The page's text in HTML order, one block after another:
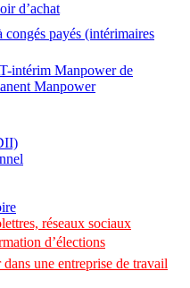
d’achat
payés (intérimaires
intérim Manpower de
Manpower
réseaux sociaux
d’élections
une entreprise de travail